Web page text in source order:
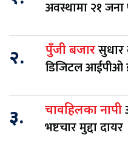
अवस्थामा २१ जना
२. पुँजी बजारसुधार
डिजिटल आईपीओ
३. चावहिलका नापी
भष्टचार मुद्दा दायर